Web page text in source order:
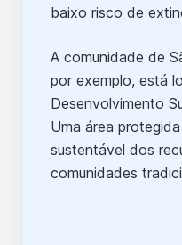
baixo risco de
A comunidade de
por exemplo, está
Desenvolvimento
Uma área
sustentável dos
comunidades